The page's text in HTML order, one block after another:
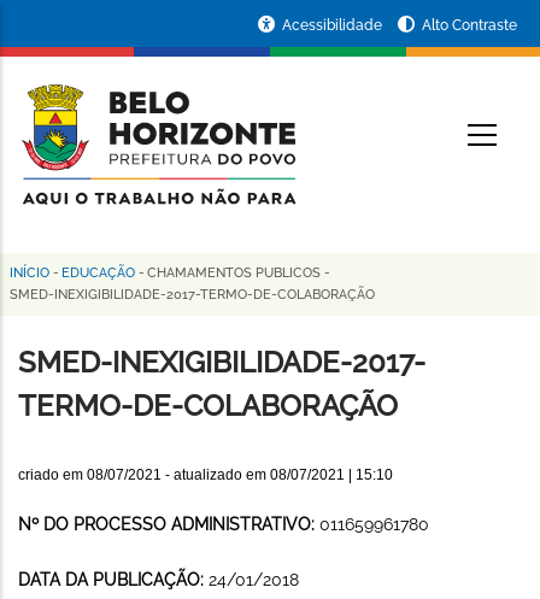
conteúdo
principal
da
Prefeitura
de
Horizonte
Acessibilidade Alto Contraste
Trilha
navegação
INÍCIO - EDUCAÇÃO - CHAMAMENTOS PUBLICOS -
SMED-INEXIGIBILIDADE-2017-TERMO-DE-COLABORAÇÃO
SMED-INEXIGIBILIDADE-2017-
TERMO-DE-COLABORAÇÃO
criado em 08/07/2021 - atualizado em 08/07/2021 | 15:10
Nº DO PROCESSO ADMINISTRATIVO: 011659961780
DATA DA PUBLICAÇÃO: 24/01/2018